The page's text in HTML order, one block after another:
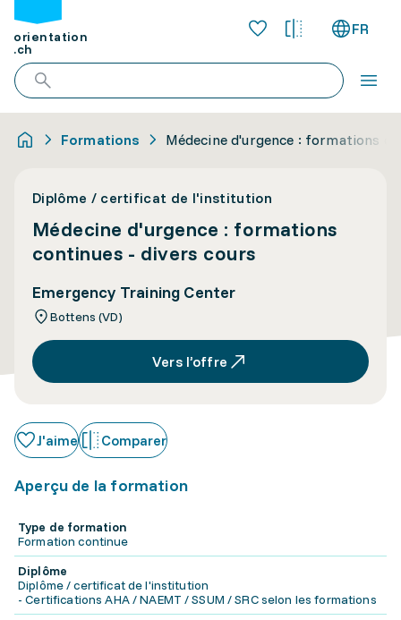
orientation
.ch
FR
Formations Médecine d'urgence : formations
Diplôme / certificat de l'institution
Médecine d'urgence : formations
continues - divers cours
Emergency Training Center
Bottens (VD)
Vers l’offre
J'aime Comparer
Aperçu de la formation
Type de formation
Formation continue
Diplôme
Diplôme / certificat de l'institution
- Certifications AHA / NAEMT / SSUM / SRC selon les formations